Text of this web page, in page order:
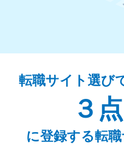
転職サイト選び
３
に登録する転